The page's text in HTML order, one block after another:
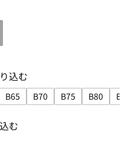
込む
込み: A85
で絞り込み: A90
B65
サイズで絞り込み: B65
B70
サイズで絞り込み:
B75
サイズで絞り
B80
サイ
む